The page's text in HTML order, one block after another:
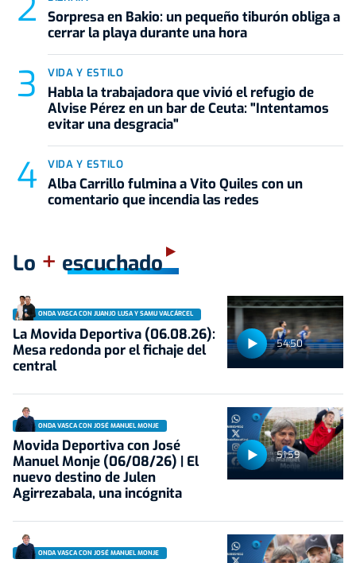
Sorpresa en Bakio: un pequeño tiburón obliga a
cerrar la playa durante una hora
VIDA Y ESTILO
Habla la trabajadora que vivió el refugio de
Alvise Pérez en un bar de Ceuta: "Intentamos
evitar una desgracia"
VIDA Y ESTILO
Alba Carrillo fulmina a Vito Quiles con un
comentario que incendia las redes
Lo + escuchado
54:50
ONDA VASCA CON JUANJO LUSA Y SAMU VALCÁRCEL
La Movida Deportiva (06.08.26):
Mesa redonda por el fichaje del
central
51:59
ONDA VASCA CON JOSÉ MANUEL MONJE
Movida Deportiva con José
Manuel Monje (06/08/26) | El
nuevo destino de Julen
Agirrezabala, una incógnita
ONDA VASCA CON JOSÉ MANUEL MONJE